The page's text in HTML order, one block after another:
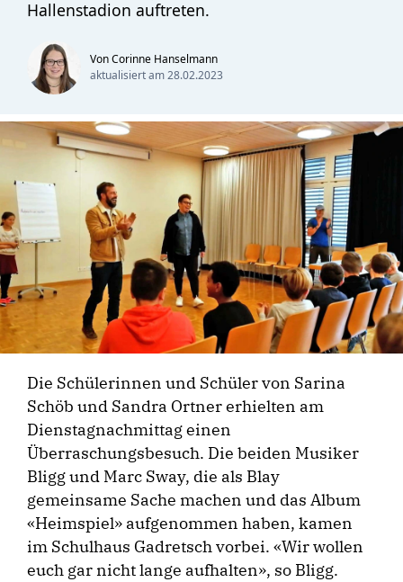
Hallenstadion auftreten.
Von Corinne Hanselmann
aktualisiert am28.02.2023
Die Schülerinnen und Schüler von Sarina
Schöb und Sandra Ortner erhielten am
Dienstagnachmittag einen
Überraschungsbesuch. Die beiden Musiker
Bligg und Marc Sway, die als Blay
gemeinsame Sache machen und das Album
«Heimspiel» aufgenommen haben, kamen
im Schulhaus Gadretsch vorbei. «Wir wollen
euch gar nicht lange aufhalten», so Bligg.